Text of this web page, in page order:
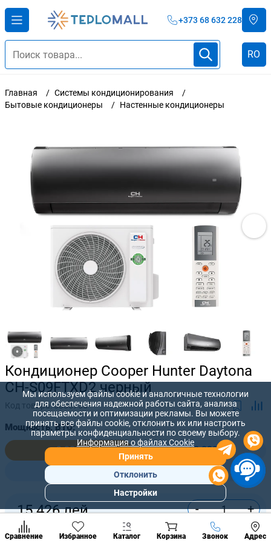
+373 68 632 228
RO
Главная
Системы кондиционирования
Бытовые кондиционеры
Настенные кондиционеры
Кондиционер Сooper Hunter Daytona
CH-S09FTXD2 черный
Код товара:6856755
Мощность, BTU:
9 000
12 000
24 000
15 426лей - +
Купить сейчас
Сравнение Избранное Каталог Корзина Звонок Адрес
Позвонить
разделы
Мы используем файлы cookie и аналогичные технологии
для обеспечения надежной работы сайта, анализа
посещаемости и оптимизации рекламы. Вы можете
принять все файлы cookie, отклонить их или настроить
параметры конфиденциальности по своему выбору.
Информация о файлах Cookie
Принять
Отклонить
Настройки